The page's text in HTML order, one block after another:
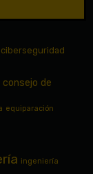
ciberseguridad
consejo de
equiparación
ingeniería